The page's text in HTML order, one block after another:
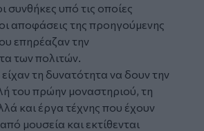
συνθήκες υπό τις οποίες
αποφάσεις της προηγούμενης
επηρέαζαν την
των πολιτών.
τη δυνατότητα να δουν την
του πρώην μοναστηριού, τη
και έργα τέχνης που έχουν
μουσεία και εκτίθενται